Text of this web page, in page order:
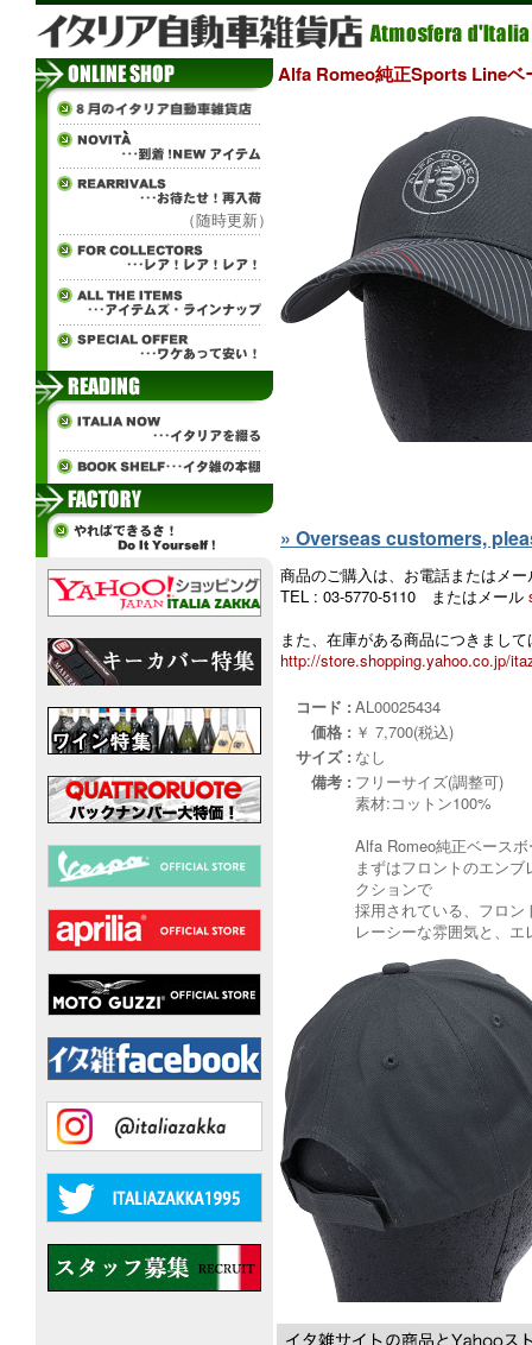
（随時更新）
Alfa Romeo純正Sports Lineベ
» Overseas customers,
商品のご購入は、お電話またはメ
TEL : 03-5770-5110 またはメール
また、在庫がある商品につきまし
http://store.shopping.yahoo.co.jp/
コード : AL00025434
価格 : ￥ 7,700(税込)
サイズ : なし
備考 : フリーサイズ(調整可)
素材:コットン100%
Alfa Romeo純正ベース
まずはフロントのエン
クションで
採用されている、フロ
レーシーな雰囲気と、